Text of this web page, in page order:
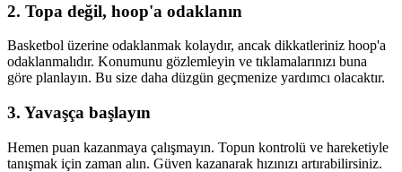
2. Topa değil, hoop'a odaklanın
Basketbol üzerine odaklanmak kolaydır, ancak dikkatleriniz hoop'a
odaklanmalıdır. Konumunu gözlemleyin ve tıklamalarınızı buna
göre planlayın. Bu size daha düzgün geçmenize yardımcı olacaktır.
3. Yavaşça başlayın
Hemen puan kazanmaya çalışmayın. Topun kontrolü ve hareketiyle
tanışmak için zaman alın. Güven kazanarak hızınızı artırabilirsiniz.